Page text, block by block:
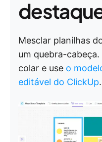
Mesclar planilhas
um quebra-
colar e use o
editável do ClickUp.